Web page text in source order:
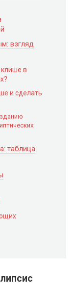
взгляд
клише в
и сделать
таблица